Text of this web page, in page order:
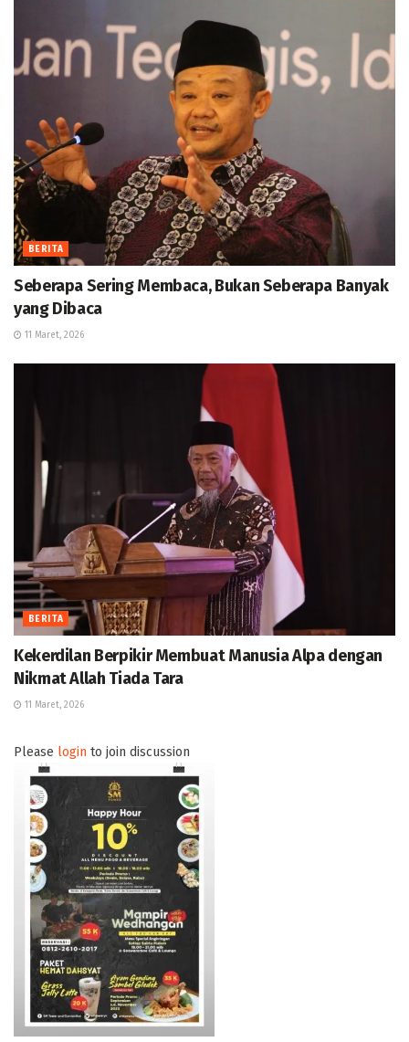
BERITA
Seberapa Sering Membaca, Bukan Seberapa Banyak
yang Dibaca
11 Maret, 2026
BERITA
Kekerdilan Berpikir Membuat Manusia Alpa dengan
Nikmat Allah Tiada Tara
11 Maret, 2026
Please login to join discussion